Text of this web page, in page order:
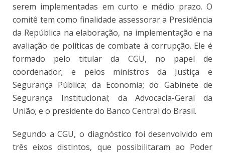
serem implementadas em curto e médio prazo. O
comitê tem como finalidade assessorar a Presidência
da República na elaboração, na implementação e na
avaliação de políticas de combate à corrupção. Ele é
formado pelo titular da CGU, no papel de
coordenador; e pelos ministros da Justiça e
Segurança Pública; da Economia; do Gabinete de
Segurança Institucional; da Advocacia-Geral da
União; e o presidente do Banco Central do Brasil.
Segundo a CGU, o diagnóstico foi desenvolvido em
três eixos distintos, que possibilitaram ao Poder